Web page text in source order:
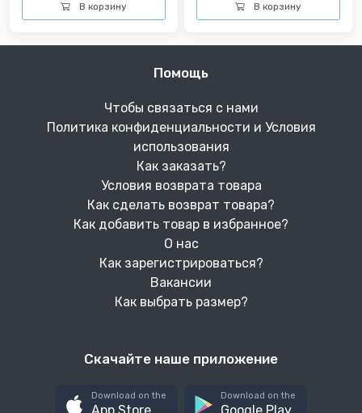
В корзину В корзину
Помощь
Чтобы связаться с нами
Политика конфиденциальности и Условия
использования
Как заказать?
Условия возврата товара
Как сделать возврат товара?
Как добавить товар в избранное?
О нас
Как зарегистрироваться?
Вакансии
Как выбрать размер?
Скачайте наше приложение
Download on the Download on the